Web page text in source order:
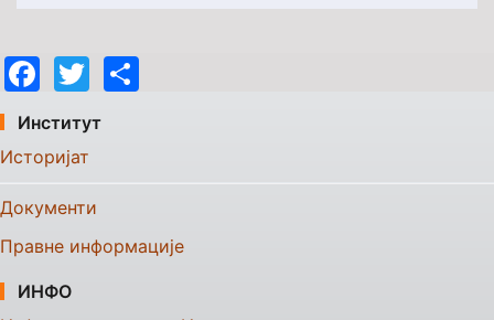
Facebook
Twitter
Институт
Историјат
Документи
Правне информације
ИНФО